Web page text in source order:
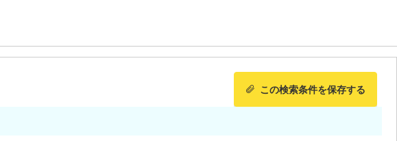
この検索条件を保存する